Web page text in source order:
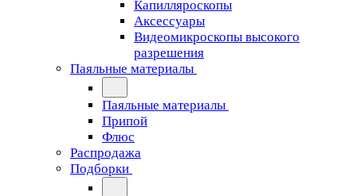
Капилляроскопы
Аксессуары
Видеомикроскопы высокого
разрешения
Паяльные материалы
Паяльные материалы
Припой
Флюс
Распродажа
Подборки